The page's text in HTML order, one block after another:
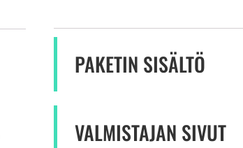
PAKETIN SISÄLTÖ
VALMISTAJAN SIVUT